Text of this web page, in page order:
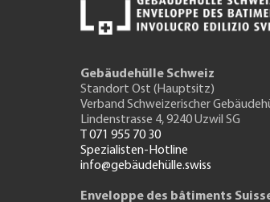
Gebäudehülle Schweiz
Standort Ost (Hauptsitz)
Verband Schweizerischer
Lindenstrasse 4, 9240 Uzwil SG
T 071 955 70 30
Spezialisten-Hotline
info@gebäudehülle.swiss
Enveloppe des bâtiments